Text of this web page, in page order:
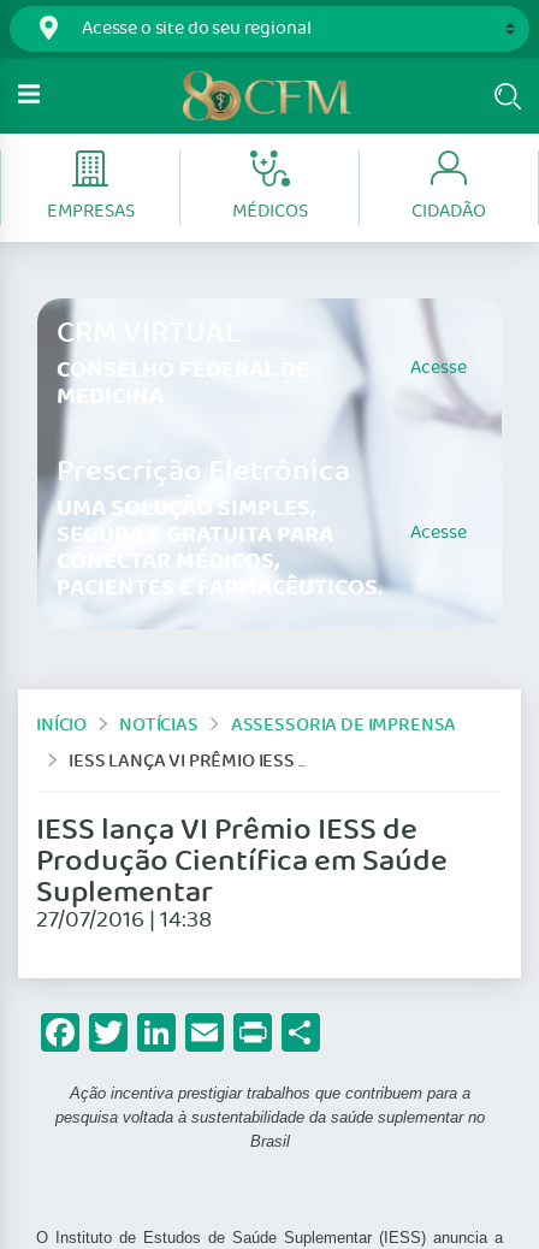
EMPRESAS MÉDICOS CIDADÃO
CRM VIRTUAL
CONSELHO FEDERAL DE
MEDICINA
Acesse
Prescrição Eletrônica
UMA SOLUÇÃO SIMPLES,
SEGURA E GRATUITA PARA
CONECTAR MÉDICOS,
PACIENTES E FARMACÊUTICOS.
Acesse
INÍCIO NOTÍCIAS
ASSESSORIA DE IMPRENSA
IESS LANÇA VI PRÊMIO IESS DE PRODUÇÃO CIENTÍFICA EM SAÚDE SUPLEMENTAR
IESS lança VI Prêmio IESS de
Produção Científica em Saúde
Suplementar
27/07/2016 | 14:38
Facebook
Twitter
LinkedIn
Email
Print
Ação incentiva prestigiar trabalhos que contribuem para a
pesquisa voltada à sustentabilidade da saúde suplementar no
Brasil
O Instituto de Estudos de Saúde Suplementar (IESS) anuncia a